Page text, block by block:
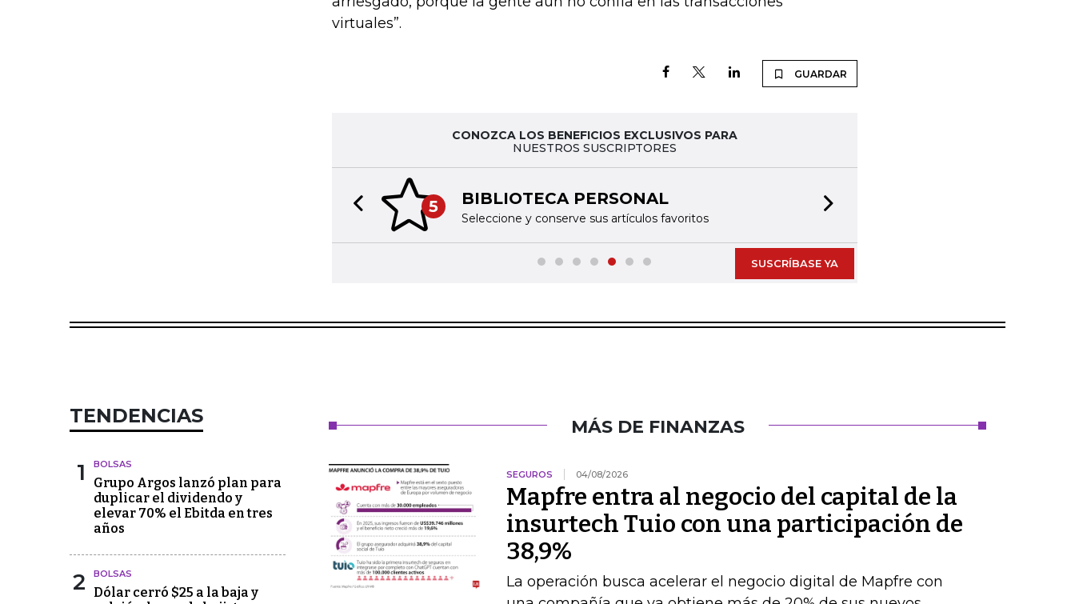
virtuales”.
GUARDAR
CONOZCA LOS BENEFICIOS EXCLUSIVOS PARA
NUESTROS SUSCRIPTORES
5 BIBLIOTECA PERSONAL
Seleccione y conserve sus artículos favoritos
Previous slide
SUSCRÍBASE YA
TENDENCIAS
1 BOLSAS
Grupo Argos lanzó plan para
duplicar el dividendo y
elevar 70% el Ebitda en tres
años
2 BOLSAS
Dólar cerró $25 a la baja y
MÁS DE FINANZAS
SEGUROS 04/08/2026
Mapfre entra al negocio del capital de la
insurtech Tuio con una participación de
38,9%
La operación busca acelerar el negocio digital de Mapfre con